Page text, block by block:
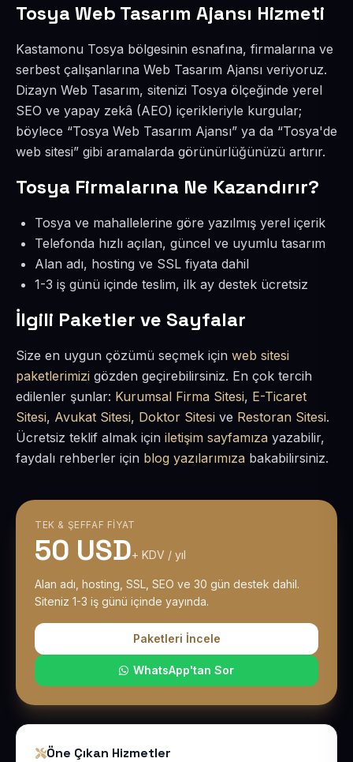
Tosya Web Tasarım Ajansı Hizmeti
Kastamonu Tosya bölgesinin esnafına, firmalarına ve
serbest çalışanlarına Web Tasarım Ajansı veriyoruz.
Dizayn Web Tasarım, sitenizi Tosya ölçeğinde yerel
SEO ve yapay zekâ (AEO) içerikleriyle kurgular;
böylece “Tosya Web Tasarım Ajansı” ya da “Tosya'de
web sitesi” gibi aramalarda görünürlüğünüzü artırır.
Tosya Firmalarına Ne Kazandırır?
Tosya ve mahallelerine göre yazılmış yerel içerik
Telefonda hızlı açılan, güncel ve uyumlu tasarım
Alan adı, hosting ve SSL fiyata dahil
1-3 iş günü içinde teslim, ilk ay destek ücretsiz
İlgili Paketler ve Sayfalar
Size en uygun çözümü seçmek için web sitesi
paketlerimizi gözden geçirebilirsiniz. En çok tercih
edilenler şunlar: Kurumsal Firma Sitesi, E-Ticaret
Sitesi, Avukat Sitesi, Doktor Sitesi ve Restoran Sitesi.
Ücretsiz teklif almak için iletişim sayfamıza yazabilir,
faydalı rehberler için blog yazılarımıza bakabilirsiniz.
TEK & ŞEFFAF FIYAT
50 USD+ KDV / yıl
Alan adı, hosting, SSL, SEO ve 30 gün destek dahil.
Siteniz 1-3 iş günü içinde yayında.
Paketleri İncele
WhatsApp'tan Sor
Öne Çıkan Hizmetler